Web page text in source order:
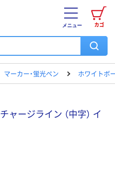
カゴ
メニュー
マーカー・蛍光ペン ホワイトボ
ージライン （中字） イ